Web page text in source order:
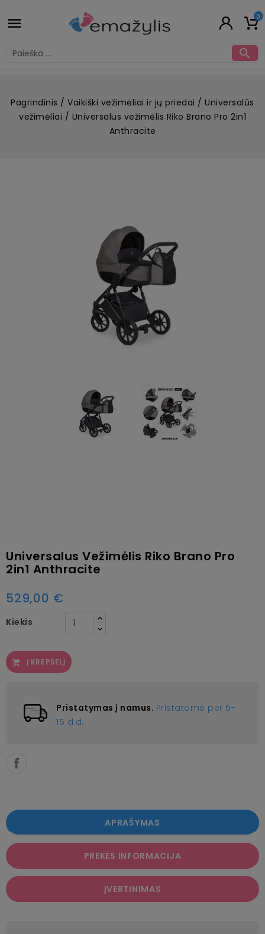
 0

Pagrindinis Vaikiški vežimėliai ir jų priedai
Universalūs
vežimėliai
Universalus vežimėlis Riko Brano Pro 2in1
Anthracite
Universalus Vežimėlis Riko Brano Pro
2in1 Anthracite
529,00 €
Kiekis
 Į KREPŠELĮ
Pristatymas į namus. Pristatome per 5-
15 d.d.
APRAŠYMAS
PREKĖS INFORMACIJA
ĮVERTINIMAS